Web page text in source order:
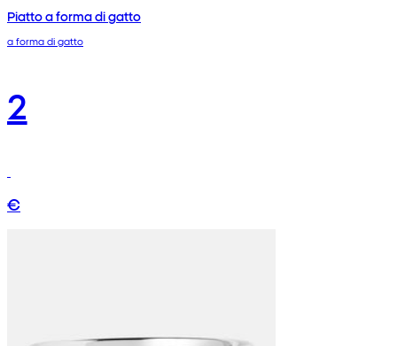
Piatto a forma di gatto
a forma di gatto
2
€